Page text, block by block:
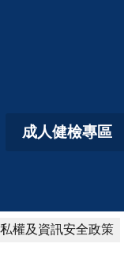
成人健檢專區
權及資訊安全政策